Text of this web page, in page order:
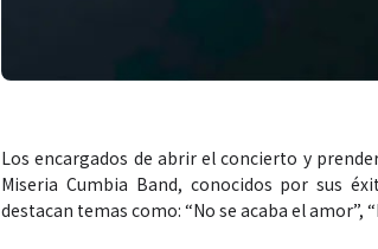
Los encargados de abrir el concierto y
Miseria Cumbia Band, conocidos por sus
destacan temas como: “No se acaba el amor”,